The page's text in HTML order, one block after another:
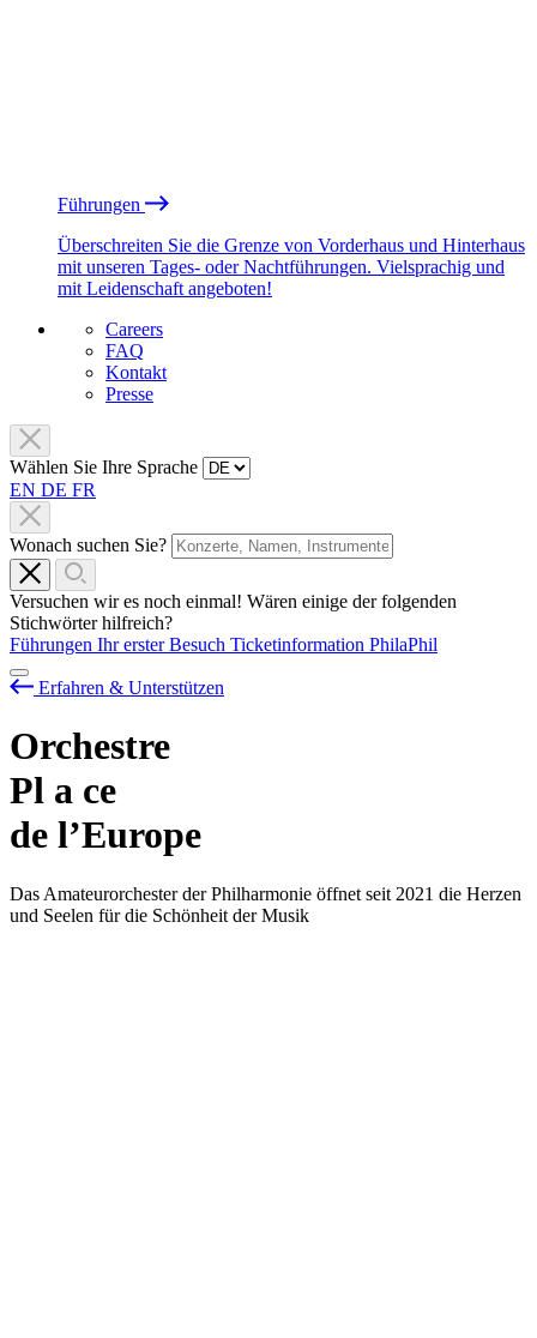
Führungen
Überschreiten Sie die Grenze von Vorderhaus und Hinterhaus
mit unseren Tages- oder Nachtführungen. Vielsprachig und
mit Leidenschaft angeboten!
Careers
FAQ
Kontakt
Presse
Wählen Sie Ihre Sprache
EN DE FR
Wonach suchen Sie?
Versuchen wir es noch einmal! Wären einige der folgenden
Stichwörter hilfreich?
Führungen Ihr erster Besuch Ticketinformation PhilaPhil
Erfahren & Unterstützen
Orchestre
Pl a ce
de l’Europe
Das Amateurorchester der Philharmonie öffnet seit 2021 die Herzen
und Seelen für die Schönheit der Musik